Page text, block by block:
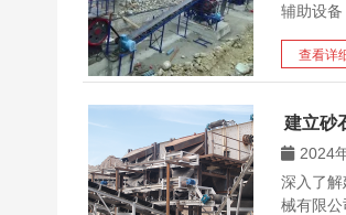
辅助设备
查看详
建立砂
2024
深入了
械有限公